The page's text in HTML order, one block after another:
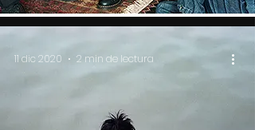
11 dic 2020 2 min de lectura